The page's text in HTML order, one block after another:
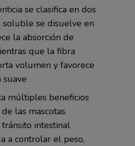
se clasifica en dos
soluble se disuelve en
la absorción de
que la fibra
volumen y favorece
suave
múltiples beneficios
las mascotas.
intestinal
a controlar el peso,